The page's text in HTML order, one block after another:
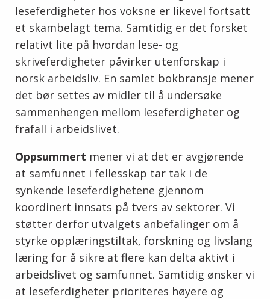
leseferdigheter hos voksne er likevel fortsatt
et skambelagt tema. Samtidig er det forsket
relativt lite på hvordan lese- og
skriveferdigheter påvirker utenforskap i
norsk arbeidsliv. En samlet bokbransje mener
det bør settes av midler til å undersøke
sammenhengen mellom leseferdigheter og
frafall i arbeidslivet.
Oppsummert mener vi at det er avgjørende
at samfunnet i fellesskap tar tak i de
synkende leseferdighetene gjennom
koordinert innsats på tvers av sektorer. Vi
støtter derfor utvalgets anbefalinger om å
styrke opplæringstiltak, forskning og livslang
læring for å sikre at flere kan delta aktivt i
arbeidslivet og samfunnet. Samtidig ønsker vi
at leseferdigheter prioriteres høyere og